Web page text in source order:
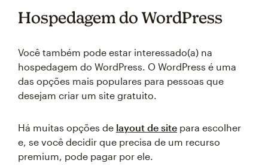
Hospedagem do WordPress
Você também pode estar interessado(a) na
hospedagem do WordPress. O WordPress é uma
das opções mais populares para pessoas que
desejam criar um site gratuito.
Há muitas opções de layout de site para escolher
e, se você decidir que precisa de um recurso
premium, pode pagar por ele.